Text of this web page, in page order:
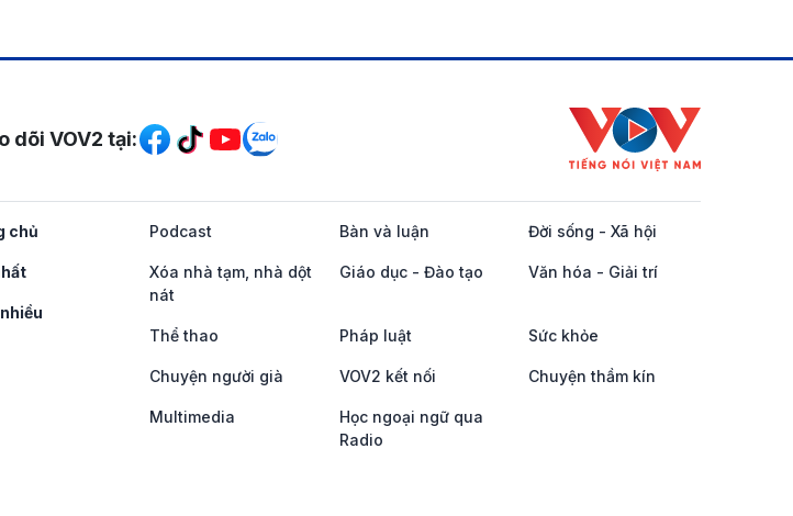
xã hội
dõi VOV2 tại:
chủ Podcast Bàn và luận Đời sống - Xã hội
Xóa nhà tạm, nhà dột
nát
Giáo dục - Đào tạo Văn hóa - Giải trí
Thể thao Pháp luật Sức khỏe
Chuyện người già VOV2 kết nối Chuyện thầm kín
Multimedia
Học ngoại ngữ qua
Radio